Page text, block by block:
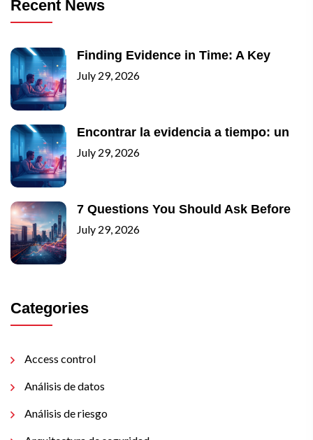
Recent News
Finding Evidence in Time: A Key
July 29, 2026
Encontrar la evidencia a tiempo: un
July 29, 2026
7 Questions You Should Ask Before
July 29, 2026
Categories
Access control
Análisis de datos
Análisis de riesgo